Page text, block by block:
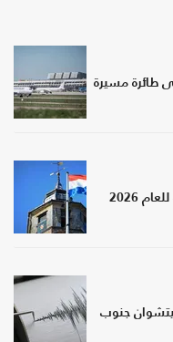
طائرة مسيرة
تصنيف الدول على مؤشر جودة الحياة للعام 2026
جنوب